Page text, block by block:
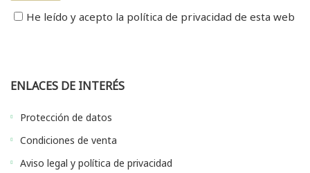
He leído y acepto la política de privacidad de esta web
ENLACES DE INTERÉS
Protección de datos
Condiciones de venta
Aviso legal y política de privacidad